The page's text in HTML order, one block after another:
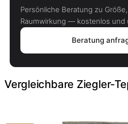
Persönliche Beratung zu
Raumwirkung — kostenlos und
Beratung
Vergleichbare Ziegler-